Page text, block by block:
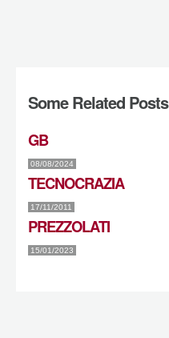
Some Related Posts
GB
08/08/2024
TECNOCRAZIA
17/11/2011
PREZZOLATI
15/01/2023